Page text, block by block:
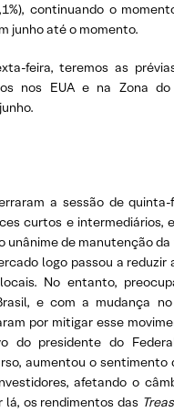
continuando o
junho até o momento.
feira, teremos as
nos EUA e na Zona do
a sessão de quinta-
curtos e intermediários,
unânime de manutenção
logo passou a reduzir
No entanto,
e com a mudança
por mitigar esse
do presidente do
aumentou o sentimento
afetando o
lá, os rendimentos das